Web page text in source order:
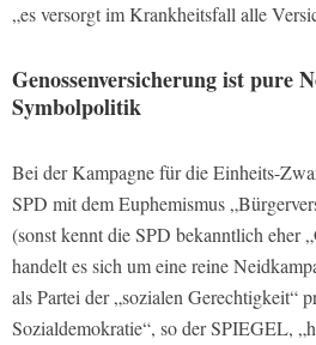
„es versorgt im Krankheitsfall alle
Genossenversicherung ist pure
Symbolpolitik
Bei der Kampagne für die Einheits-
SPD mit dem Euphemismus
(sonst kennt die SPD bekanntlich eher
handelt es sich um eine reine
als Partei der „sozialen Gerechtigkeit“
Sozialdemokratie“, so der SPIEGEL,